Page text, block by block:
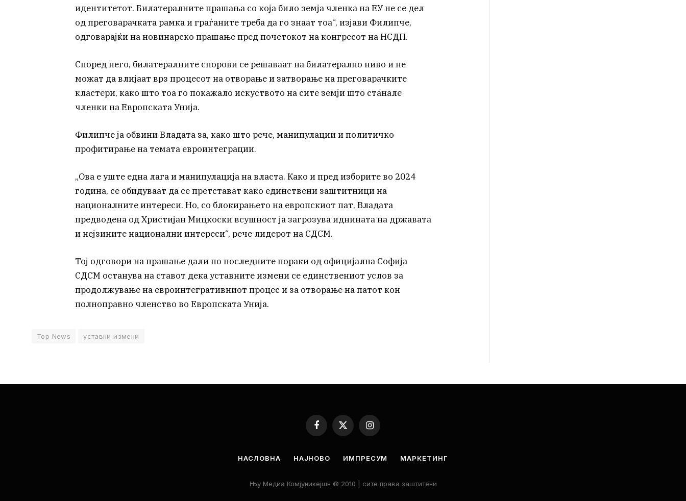
идентитетот. Билатералните прашања со која било земја членка на ЕУ не се дел
од преговарачката рамка и граѓаните треба да го знаат тоа“, изјави Филипче,
одговарајќи на новинарско прашање пред почетокот на конгресот на НСДП.
Според него, билатералните спорови се решаваат на билатерално ниво и не
можат да влијаат врз процесот на отворање и затворање на преговарачките
кластери, како што тоа го покажало искуството на сите земји што станале
членки на Европската Унија.
Филипче ја обвини Владата за, како што рече, манипулации и политичко
профитирање на темата евроинтеграции.
„Ова е уште една лага и манипулација на власта. Како и пред изборите во 2024
година, се обидуваат да се претстават како единствени заштитници на
националните интереси. Но, со блокирањето на европскиот пат, Владата
предводена од Христијан Мицкоски всушност ја загрозува иднината на државата
и нејзините национални интереси“, рече лидерот на СДСМ.
Тој одговори на прашање дали по последните пораки од официјална Софија
СДСМ останува на ставот дека уставните измени се единствениот услов за
продолжување на евроинтегративниот процес и за отворање на патот кон
полноправно членство во Европската Унија.
Top News уставни измени
Facebook
X
Instagram
НАСЛОВНА НАЈНОВО ИМПРЕСУМ МАРКЕТИНГ
Њу Медиа Комјуникејшн © 2010 | сите права заштитени